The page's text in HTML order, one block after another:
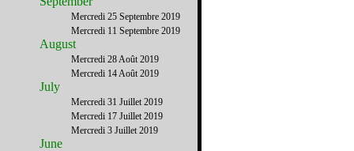
Mercredi 25 Septembre 2019
Mercredi 11 Septembre 2019
August
Mercredi 28 Août 2019
Mercredi 14 Août 2019
July
Mercredi 31 Juillet 2019
Mercredi 17 Juillet 2019
Mercredi 3 Juillet 2019
June